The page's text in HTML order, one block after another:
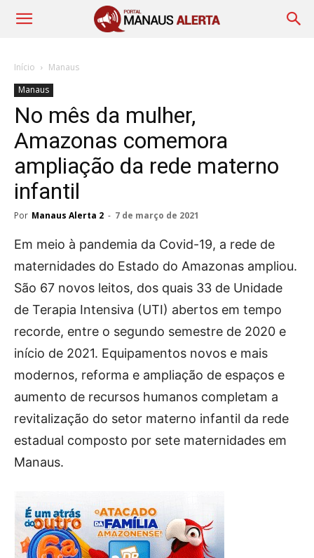
Início
Manaus
Manaus
No mês da mulher,
Amazonas comemora
ampliação da rede materno
infantil
Por Manaus Alerta 2 - 7 de março de 2021
Em meio à pandemia da Covid-19, a rede de
maternidades do Estado do Amazonas ampliou.
São 67 novos leitos, dos quais 33 de Unidade
de Terapia Intensiva (UTI) abertos em tempo
recorde, entre o segundo semestre de 2020 e
início de 2021. Equipamentos novos e mais
modernos, reforma e ampliação de espaços e
aumento de recursos humanos completam a
revitalização do setor materno infantil da rede
estadual composto por sete maternidades em
Manaus.